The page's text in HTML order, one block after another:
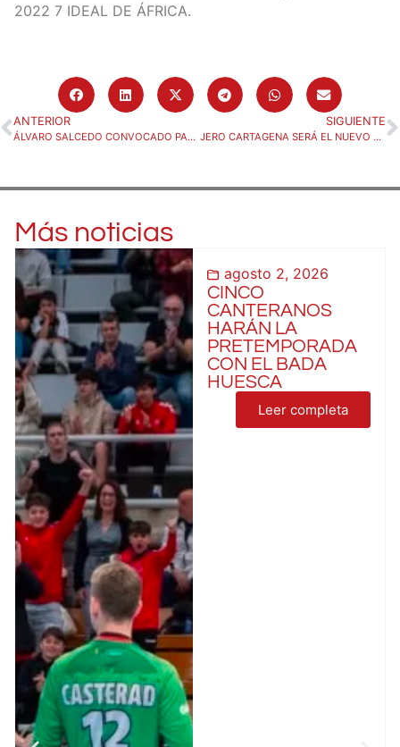
2022 7 IDEAL DE ÁFRICA.
ANTERIOR
ÁLVARO SALCEDO CONVOCADO PARA LAS JORNADAS DE TECNIFICACIÓN NACIONAL DE LA RFEBM
SIGUIENTE
JERO CARTAGENA SERÁ EL NUEVO COORDINADOR DE LA CANTERA
Más noticias
agosto 2, 2026
CINCO
CANTERANOS
HARÁN LA
PRETEMPORADA
CON EL BADA
HUESCA
Leer completa